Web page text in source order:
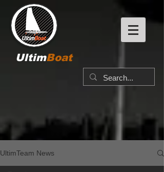
UltimBoat
UltimTeam News